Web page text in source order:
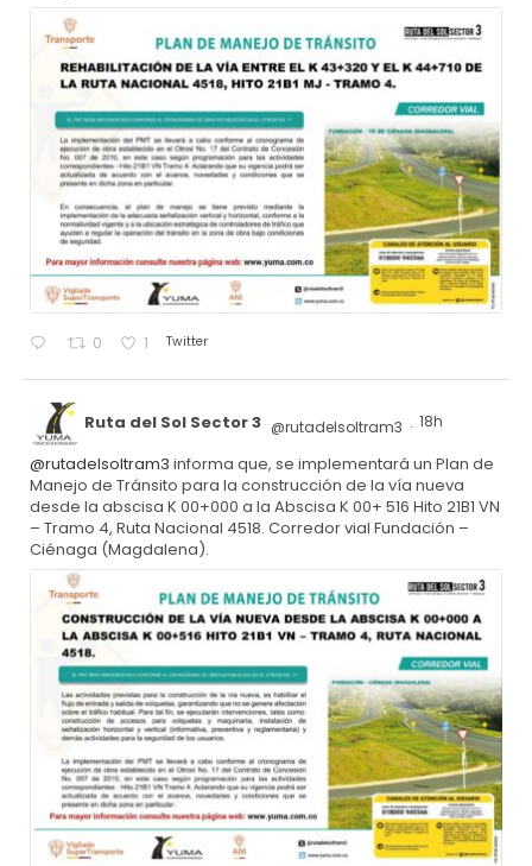
0 1 Twitter
Ruta del Sol Sector 3 @rutadelsoltram3 · 18h
@rutadelsoltram3 informa que, se implementará un Plan de
Manejo de Tránsito para la construcción de la vía nueva
desde la abscisa K 00+000 a la Abscisa K 00+ 516 Hito 21B1 VN
– Tramo 4, Ruta Nacional 4518. Corredor vial Fundación –
Ciénaga (Magdalena).